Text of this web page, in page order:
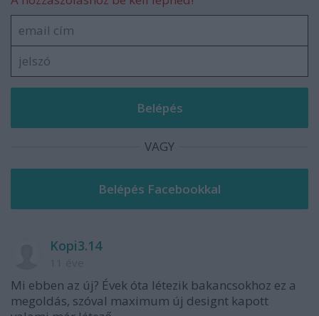
VAGY
Kopi3.14
Mi ebben az új? Évek óta létezik bakancsokhoz ez a
megoldás, szóval maximum új designt kapott